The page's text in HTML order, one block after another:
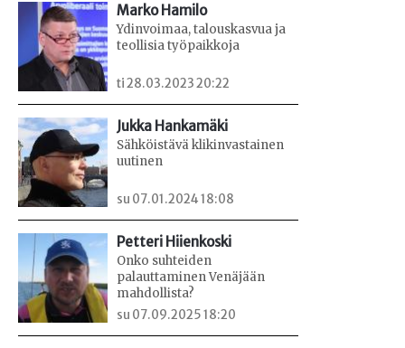
Marko Hamilo
Ydinvoimaa, talouskasvua ja
teollisia työpaikkoja
ti 28.03.2023 20:22
Jukka Hankamäki
Sähköistävä klikinvastainen
uutinen
su 07.01.2024 18:08
Petteri Hiienkoski
Onko suhteiden
palauttaminen Venäjään
mahdollista?
su 07.09.2025 18:20